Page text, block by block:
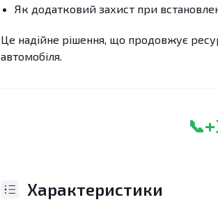
Як додатковий захист при
Це надійне рішення, що продовжує
автомобіля.
📞
Характеристики